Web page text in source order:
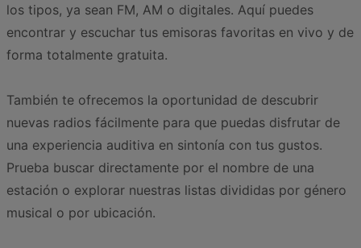
los tipos, ya sean FM, AM o digitales. Aquí puedes
encontrar y escuchar tus emisoras favoritas en vivo y de
forma totalmente gratuita.
También te ofrecemos la oportunidad de descubrir
nuevas radios fácilmente para que puedas disfrutar de
una experiencia auditiva en sintonía con tus gustos.
Prueba buscar directamente por el nombre de una
estación o explorar nuestras listas divididas por género
musical o por ubicación.